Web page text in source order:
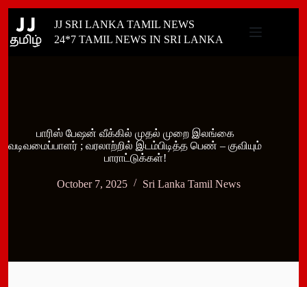
content
JJ SRI LANKA TAMIL NEWS
24*7 TAMIL NEWS IN SRI LANKA
பாரிஸ் பேஷன் வீக்கில் முதல் முறை இலங்கை
வடிவமைப்பாளர் ; வரலாற்றில் இடம்பிடித்த பெண் – குவியும்
பாராட்டுக்கள்!
October 7, 2025 Sri Lanka Tamil News